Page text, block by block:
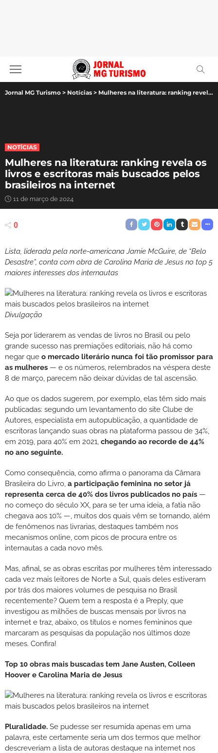
Jornal MG Turismo > Notícias > Mulheres na literatura: ranking revela os livros e escritoras mais buscados pelos brasileiros na internet
NOTÍCIAS
Mulheres na literatura: ranking revela os
livros e escritoras mais buscados pelos
brasileiros na internet
11 de março de 2024
0
Lista, liderada pela norte-americana Jamie McGuire, de “Belo
Desastre”, conta com obra de Carolina Maria de Jesus no top 5
maiores interesses dos internautas
Divulgação
Seja por liderarem as vendas de livros no Brasil ou pelo
grande sucesso nas premiações editoriais, não há como
negar que o mercado literário nunca foi tão promissor para
as mulheres — e os números, relembrados na véspera deste
8 de março, parecem não deixar dúvidas de tal ascensão.
Ao que os dados sugerem, por exemplo, elas têm sido mais
publicadas: segundo um levantamento do site Clube de
Autores, especialista em autopublicação, a quantidade de
escritoras lançando suas obras na plataforma passou de 34%,
em 2019, para 40% em 2021, chegando ao recorde de 44%
no ano seguinte.
Como consequência, como afirma o panorama da Câmara
Brasileira do Livro, a participação feminina no setor já
representa cerca de 40% dos livros publicados no país —
no começo do século XX, para se ter uma ideia, a fatia não
chegava aos 10% —, muitos dos quais vêm se tornando, além
de fenômenos nas livrarias, destaques também nos
mecanismos online, com picos de procura entre os
internautas a cada novo mês.
Mas, afinal, se as obras escritas por mulheres têm interessado
cada vez mais leitores de Norte a Sul, quais deles estiveram
por trás dos maiores volumes de pesquisa no Brasil
recentemente? Quem tem a resposta é a Preply, que
investigou as milhões de buscas mensais por livros na
internet e traz, abaixo, os títulos e nomes femininos que
marcaram as pesquisas da população nos últimos doze
meses. Confira!
Top 10 obras mais buscadas tem Jane Austen, Colleen
Hoover e Carolina Maria de Jesus
Pluralidade. Se pudesse ser resumida apenas em uma
palavra, este certamente seria um dos termos que melhor
descreveriam a lista de autoras destaque na internet nos